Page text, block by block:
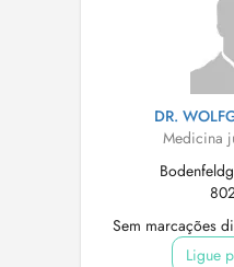
DR.
Medicina
Sem marcações
Ligue